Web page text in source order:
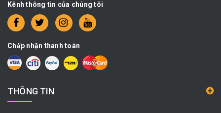
Kênh thông tin của chúng tôi
Chấp nhận thanh toán
THÔNG TIN